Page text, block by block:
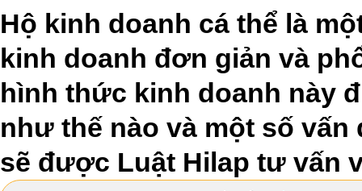
Hộ kinh doanh cá thể là
kinh doanh đơn giản và
hình thức kinh doanh này
như thế nào và một số
sẽ được Luật Hilap tư vấn